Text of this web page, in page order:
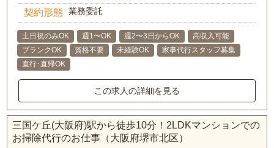
契約形態 業務委託
土日祝のみOK 週1〜OK 週2〜3日からOK
高収入可能
ブランクOK
資格不要 未経験OK
家事代行スタッフ募集
直行･直帰OK
この求人の詳細を見る
三国ケ丘(大阪府)駅から徒歩10分！2LDKマンションでの
お掃除代行のお仕事（大阪府堺市北区）